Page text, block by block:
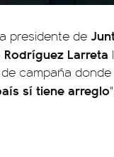
presidente de
Rodríguez Larreta
campaña
sí tiene arreglo